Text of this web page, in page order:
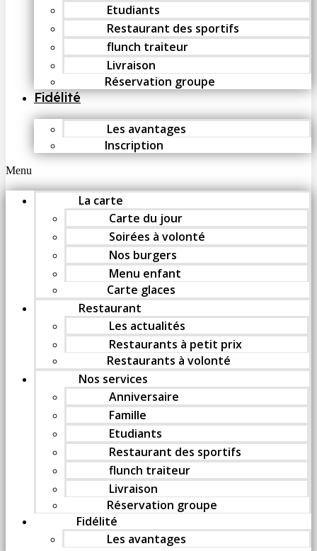
Etudiants
Restaurant des sportifs
flunch traiteur
Livraison
Réservation groupe
Fidélité
Les avantages
Inscription
Menu
La carte
Carte du jour
Soirées à volonté
Nos burgers
Menu enfant
Carte glaces
Restaurant
Les actualités
Restaurants à petit prix
Restaurants à volonté
Nos services
Anniversaire
Famille
Etudiants
Restaurant des sportifs
flunch traiteur
Livraison
Réservation groupe
Fidélité
Les avantages